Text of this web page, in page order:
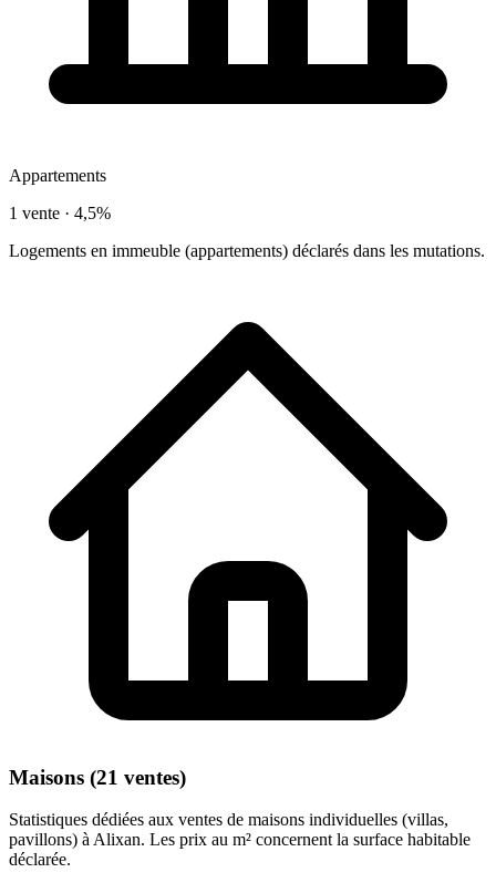
Appartements
1 vente · 4,5%
Logements en immeuble (appartements) déclarés dans les mutations.
Maisons (21 ventes)
Statistiques dédiées aux ventes de maisons individuelles (villas,
pavillons) à Alixan. Les prix au m² concernent la surface habitable
déclarée.